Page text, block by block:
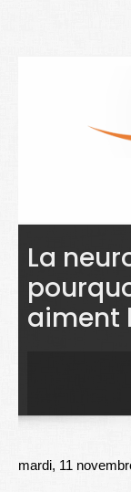
Actualités
Sciences
Maladies
Better
La
aiment
mardi, 11